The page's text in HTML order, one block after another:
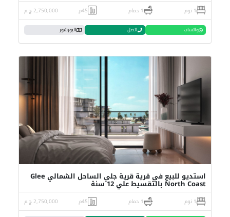
1 نوم 1 حمام 45م 2,750,000 ج.م
واتساب اتصل البورشور
استديو للبيع في قرية قرية جلي الساحل الشمالي Glee
North Coast بالتقسيط علي 12 سنة
1 نوم 1 حمام 45م 2,750,000 ج.م